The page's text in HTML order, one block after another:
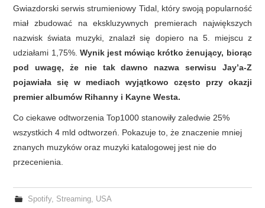
Gwiazdorski serwis strumieniowy Tidal, który swoją popularność
miał zbudować na ekskluzywnych premierach największych
nazwisk świata muzyki, znalazł się dopiero na 5. miejscu z
udziałami 1,75%. Wynik jest mówiąc krótko żenujący, biorąc
pod uwagę, że nie tak dawno nazwa serwisu Jay’a-Z
pojawiała się w mediach wyjątkowo często przy okazji
premier albumów Rihanny i Kayne Westa.
Co ciekawe odtworzenia Top1000 stanowiły zaledwie 25%
wszystkich 4 mld odtworzeń. Pokazuje to, że znaczenie mniej
znanych muzyków oraz muzyki katalogowej jest nie do
przecenienia.
Spotify, Streaming, USA